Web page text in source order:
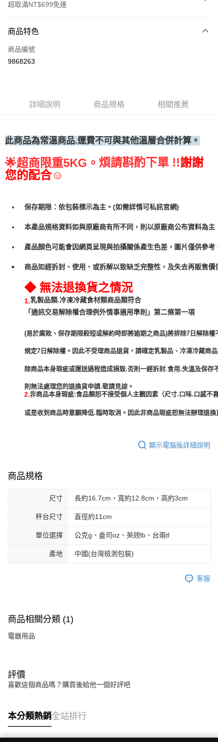
超取滿NT$699免運
信用卡一次付款
Apple Pay
每筆NT$60，滿NT$699(含以上)免運費
每筆NT$60，滿NT$699(含以上)免運費
(請點開選項勾選)
每筆NT$250
商品特色
商品編號
9868263
詳細說明 商品規格 相關推薦
此商品為常溫商品.運費不可與其他溫層合併計算。
🌟超商限重5KG。 煩請斟酌下單 !!謝謝
您的配合☺
保存期限：依包裝標示為主。(如需詳情可私訊官網)
本產品規格資料如與原廠商有所不同，則以原廠商公布資料為主
產品顏色可能會因網頁呈現與拍攝關係產生色差，圖片僅供參
商品如經拆封、使用、或拆解以致缺乏完整性，及失去再販售
◆ 無法退換貨之情況
1.乳製品類.冷凍冷藏食材類商品類符合
「通訊交易解除權合理例外情事適用準則」第二條第一項
(易於腐敗、保存期限較短或解約時即將逾期之商品)將排除7日解除權
規定7日解除權。因此不受理商品退貨，請確定乳製品、冷凍冷藏商
除商品本身瑕疵或運送過程造成損毀.否則一經拆封.食用.失溫及保存
2.非商品本身瑕疵:食品類恕不接受個人主觀因素（尺寸.口味.口感不
或是收到商品時意願降低.臨時取消。因此非商品瑕疵恕無法辦理退
顯示電腦版詳細說明
商品規格
尺寸 長約16.7cm，寬約12.8cm，高約3cm
秤台尺寸 直徑約11cm
單位選擇 公克g、盎司oz、英鎊lb、台兩tl
產地 中國(台灣檢測包裝)
客服
商品相關分類 (1)
電器用品
評價
喜歡這個商品嗎？購買後給他一個好評吧
本分類熱銷全站排行